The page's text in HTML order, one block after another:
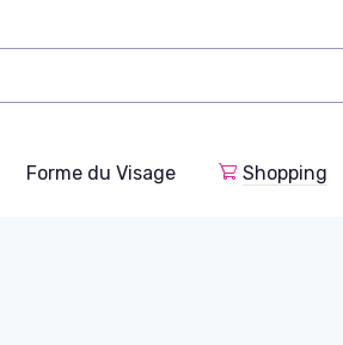
Forme du Visage Shopping